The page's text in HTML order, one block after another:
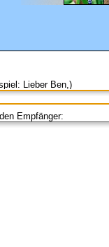
Lieber Ben,)
Empfänger: